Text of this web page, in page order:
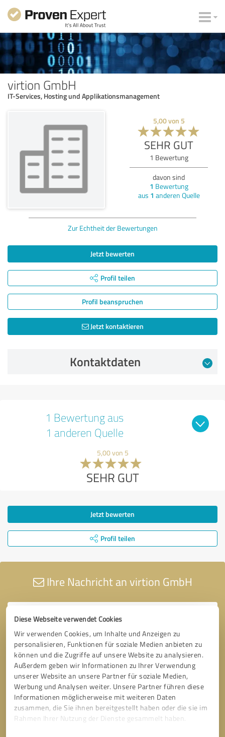
Diese Webseite verwendet Cookies
Wir verwenden Cookies, um Inhalte und Anzeigen zu
personalisieren, Funktionen für soziale Medien anbieten zu
können und die Zugriffe auf unsere Website zu analysieren.
Außerdem geben wir Informationen zu Ihrer Verwendung
unserer Website an unsere Partner für soziale Medien,
Werbung und Analysen weiter. Unsere Partner führen diese
Informationen möglicherweise mit weiteren Daten
zusammen, die Sie ihnen bereitgestellt haben oder die sie im
Rahmen Ihrer Nutzung der Dienste gesammelt haben.
virtion GmbH
IT-Services, Hosting und Applikationsmanagement
5,00von 5
SEHR GUT
1 Bewertung
davon sind
1 Bewertung
aus 1 anderen Quelle
Zur Echtheit der Bewertungen
Jetzt bewerten
Profil teilen
Profil beanspruchen
Jetzt kontaktieren
Kontaktdaten
1 Bewertung aus
1 anderen Quelle
5,00 von 5
SEHR GUT
Jetzt bewerten
Profil teilen
Ihre Nachricht an virtion GmbH